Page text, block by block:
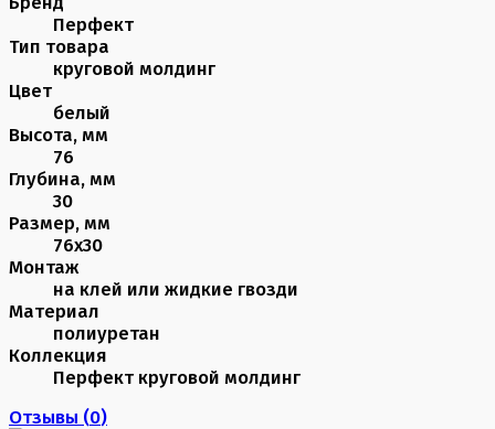
Перфект
Тип товара
круговой молдинг
Цвет
белый
Высота, мм
76
Глубина, мм
30
Размер, мм
76х30
Монтаж
на клей или жидкие гвозди
Материал
полиуретан
Коллекция
Перфект круговой молдинг
Отзывы (0)